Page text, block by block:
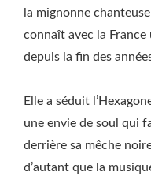
la mignonne
connaît avec la France
depuis la fin des
Elle a séduit
une envie de soul qui
derrière sa mêche
d’autant que la